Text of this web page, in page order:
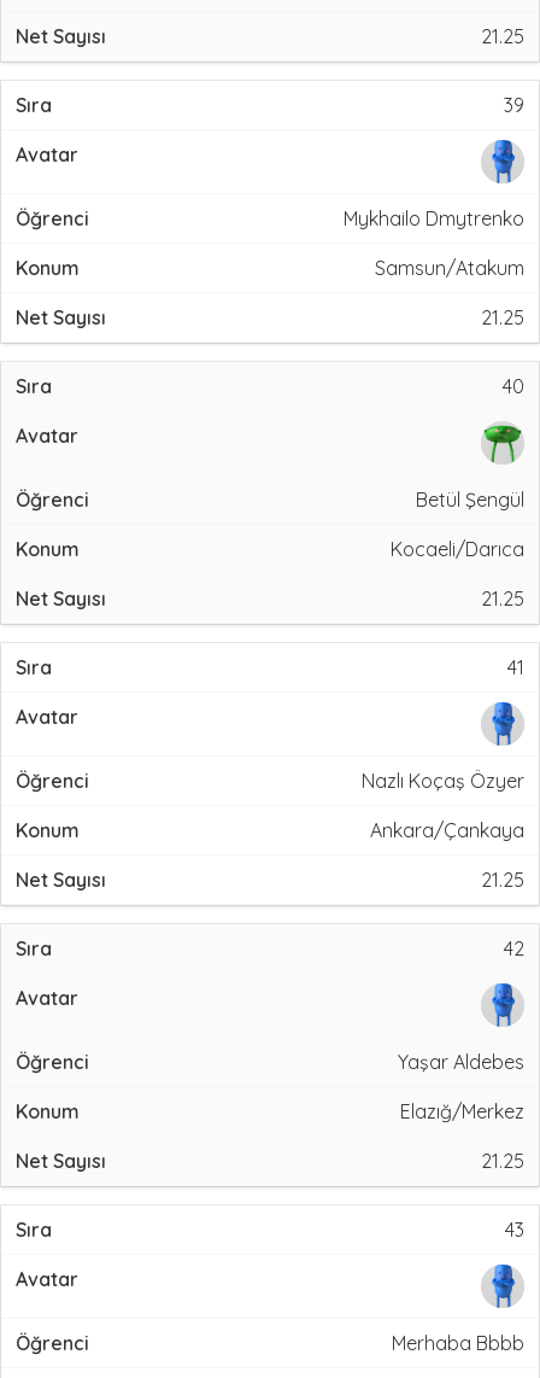
21.25
39
Mykhailo Dmytrenko
Samsun/Atakum
21.25
40
Betül Şengül
Kocaeli/Darıca
21.25
41
Nazlı Koçaş Özyer
Ankara/Çankaya
21.25
42
Yaşar Aldebes
Elazığ/Merkez
21.25
43
Merhaba Bbbb